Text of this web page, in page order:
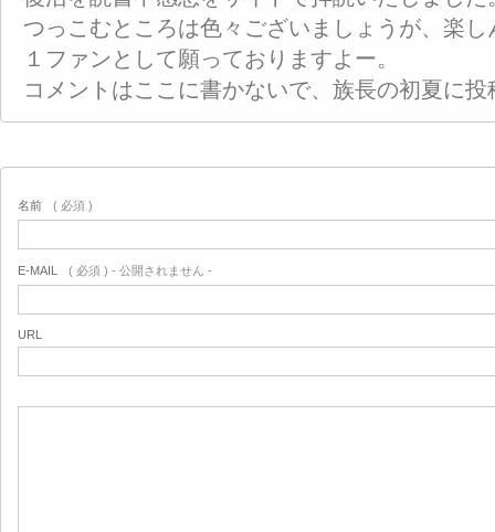
つっこむところは色々ございましょうが、楽
１ファンとして願っておりますよー。
コメントはここに書かないで、族長の初夏に
名前 ( 必須 )
E-MAIL ( 必須 ) - 公開されません -
URL